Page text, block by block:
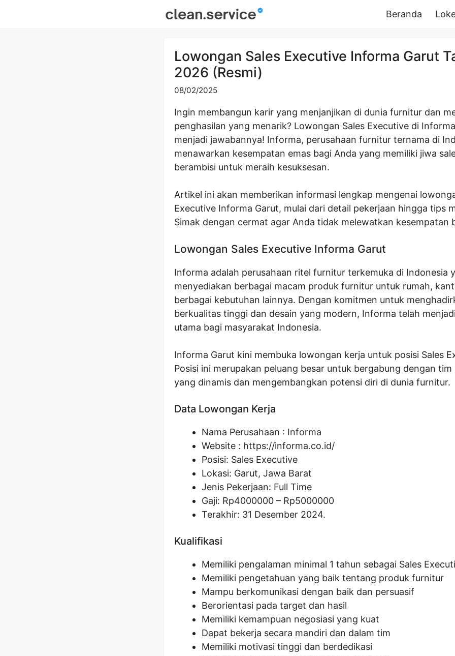
Beranda
Lowongan Sales Executive Informa Garut
2026 (Resmi)
08/02/2025
Ingin membangun karir yang menjanjikan di dunia furnitur dan
penghasilan yang menarik? Lowongan Sales Executive di
menjadi jawabannya! Informa, perusahaan furnitur ternama di
menawarkan kesempatan emas bagi Anda yang memiliki jiwa
berambisi untuk meraih kesuksesan.
Artikel ini akan memberikan informasi lengkap mengenai
Executive Informa Garut, mulai dari detail pekerjaan hingga tips
Simak dengan cermat agar Anda tidak melewatkan kesempatan
Lowongan Sales Executive Informa Garut
Informa adalah perusahaan ritel furnitur terkemuka di Indonesia
menyediakan berbagai macam produk furnitur untuk rumah,
berbagai kebutuhan lainnya. Dengan komitmen untuk
berkualitas tinggi dan desain yang modern, Informa telah
utama bagi masyarakat Indonesia.
Informa Garut kini membuka lowongan kerja untuk posisi Sales
Posisi ini merupakan peluang besar untuk bergabung dengan
yang dinamis dan mengembangkan potensi diri di dunia furnitur.
Data Lowongan Kerja
Nama Perusahaan : Informa
Website : https://informa.co.id/
Posisi: Sales Executive
Lokasi: Garut, Jawa Barat
Jenis Pekerjaan: Full Time
Gaji: Rp4000000 – Rp5000000
Terakhir: 31 Desember 2024.
Kualifikasi
Memiliki pengalaman minimal 1 tahun sebagai Sales
Memiliki pengetahuan yang baik tentang produk furnitur
Mampu berkomunikasi dengan baik dan persuasif
Berorientasi pada target dan hasil
Memiliki kemampuan negosiasi yang kuat
Dapat bekerja secara mandiri dan dalam tim
Memiliki motivasi tinggi dan berdedikasi